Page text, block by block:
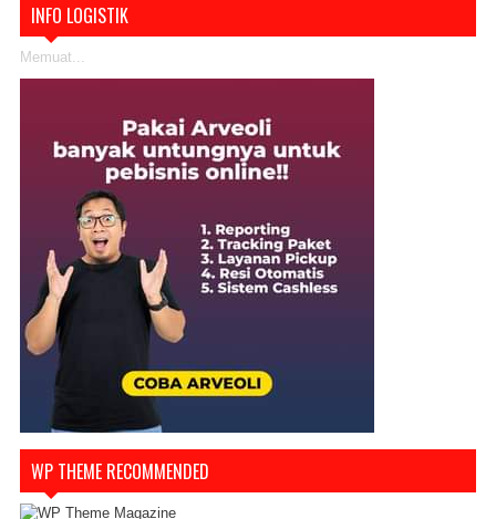
INFO LOGISTIK
Memuat...
WP THEME RECOMMENDED